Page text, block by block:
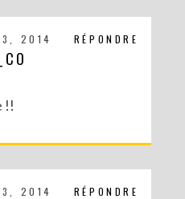
FÊTES RÉUSSIES – CONCOURS
RÉPONDRE
2014
!!
RÉPONDRE
2014